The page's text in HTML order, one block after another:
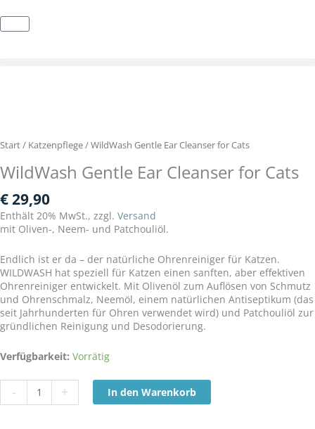
Inhalt
springen
Warenkorb
Start/ Katzenpflege/ WildWash Gentle Ear Cleanser for Cats
WildWash Gentle Ear Cleanser for Cats
€29,90
Enthält 20% MwSt., zzgl. Versand
mit Oliven-, Neem- und Patchouliöl.
Endlich ist er da – der natürliche Ohrenreiniger für Katzen.
WILDWASH hat speziell für Katzen einen sanften, aber effektiven
Ohrenreiniger entwickelt. Mit Olivenöl zum Auflösen von Schmutz
und Ohrenschmalz, Neemöl, einem natürlichen Antiseptikum (das
seit Jahrhunderten für Ohren verwendet wird) und Patchouliöl zur
gründlichen Reinigung und Desodorierung.
Verfügbarkeit: Vorrätig
-
WildWash
Ear
Cleanser
for
+ In den Warenkorb